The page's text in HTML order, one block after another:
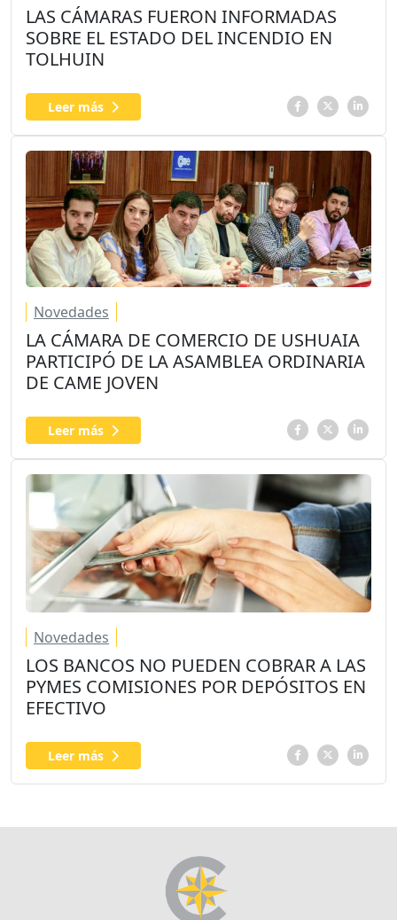
LAS CÁMARAS FUERON INFORMADAS
SOBRE EL ESTADO DEL INCENDIO EN
TOLHUIN
Leer más
Novedades
LA CÁMARA DE COMERCIO DE USHUAIA
PARTICIPÓ DE LA ASAMBLEA ORDINARIA
DE CAME JOVEN
Leer más
Novedades
LOS BANCOS NO PUEDEN COBRAR A LAS
PYMES COMISIONES POR DEPÓSITOS EN
EFECTIVO
Leer más